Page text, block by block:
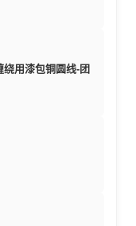
用漆包铜圆线-团